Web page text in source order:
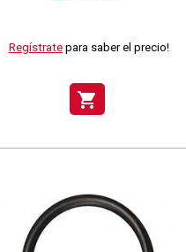
Regístrate para saber el precio!
shopping_cart